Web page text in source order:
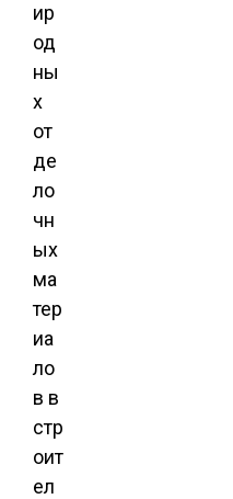
ир
од
ны
х
от
де
ло
чн
ых
ма
тер
иа
ло
в в
стр
оит
ел